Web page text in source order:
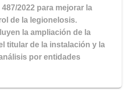
2022 para mejorar la
de la legionelosis.
la ampliación de la
titular de la instalación y la
por entidades